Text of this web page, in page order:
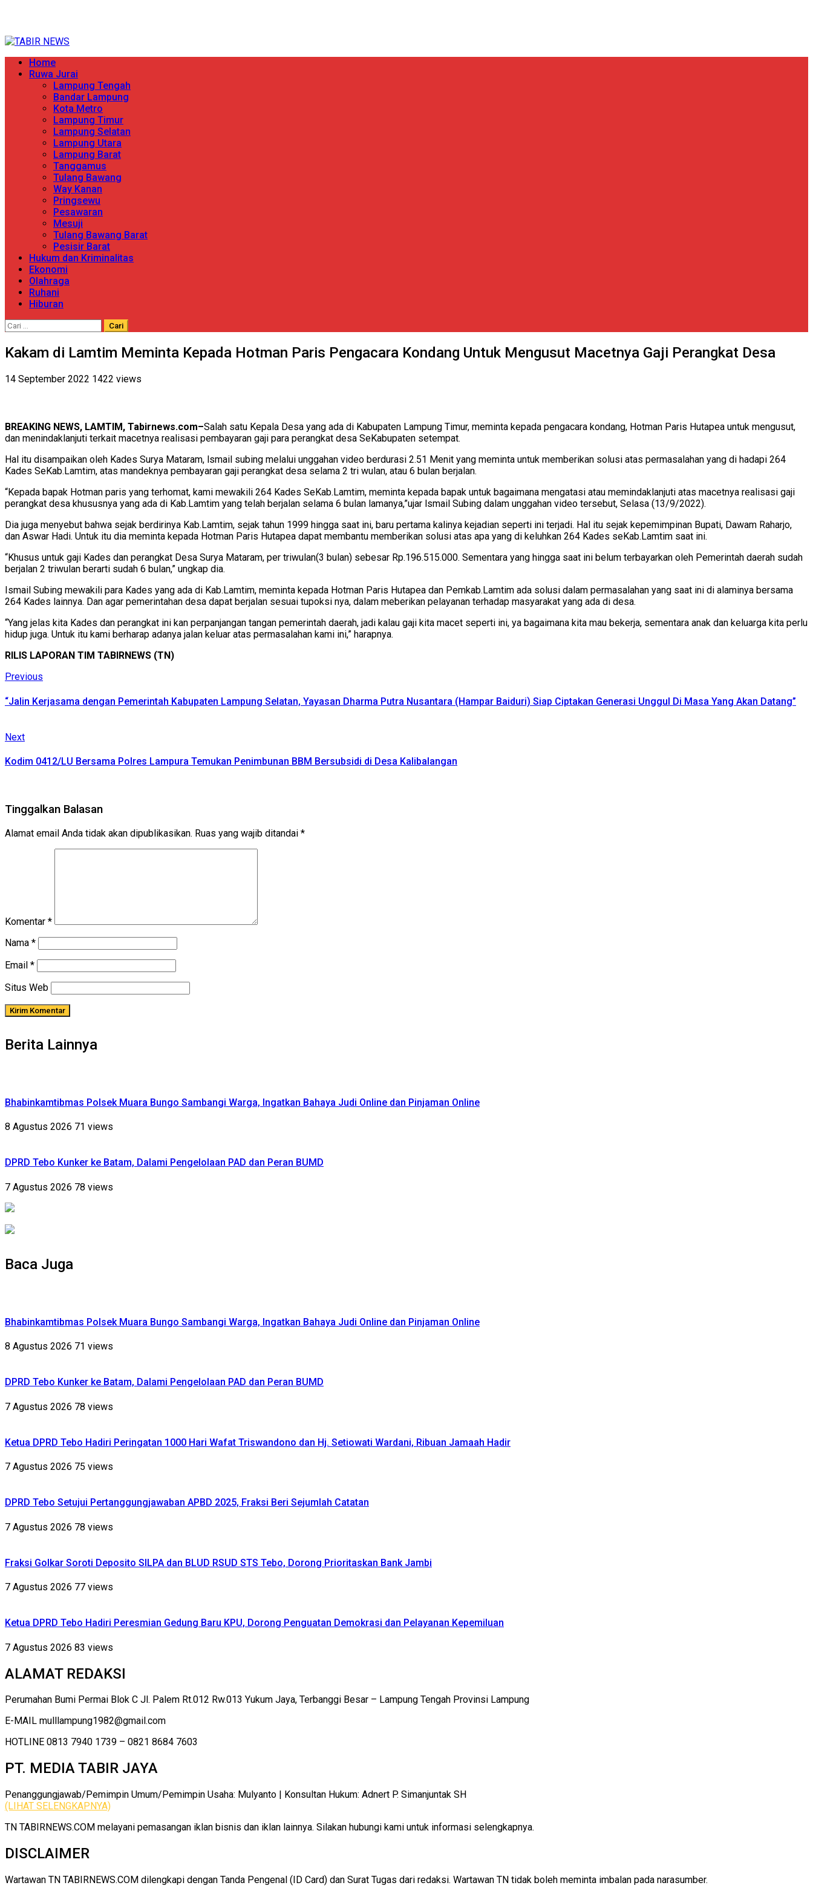
content
Primary
Menu
Home
Ruwa Jurai
Lampung Tengah
Bandar Lampung
Kota Metro
Lampung Timur
Lampung Selatan
Lampung Utara
Lampung Barat
Tanggamus
Tulang Bawang
Way Kanan
Pringsewu
Pesawaran
Mesuji
Tulang Bawang Barat
Pesisir Barat
Hukum dan Kriminalitas
Ekonomi
Olahraga
Ruhani
Hiburan
Cari
Kakam di Lamtim Meminta Kepada Hotman Paris Pengacara Kondang Untuk Mengusut Macetnya Gaji Perangkat Desa
14 September 2022 1422 views
BREAKING NEWS, LAMTIM, Tabirnews.com–Salah satu Kepala Desa yang ada di Kabupaten Lampung Timur, meminta kepada pengacara kondang, Hotman Paris Hutapea untuk mengusut,
dan menindaklanjuti terkait macetnya realisasi pembayaran gaji para perangkat desa SeKabupaten setempat.
Hal itu disampaikan oleh Kades Surya Mataram, lsmail subing melalui unggahan video berdurasi 2.51 Menit yang meminta untuk memberikan solusi atas permasalahan yang di hadapi 264
Kades SeKab.Lamtim, atas mandeknya pembayaran gaji perangkat desa selama 2 tri wulan, atau 6 bulan berjalan.
“Kepada bapak Hotman paris yang terhomat, kami mewakili 264 Kades SeKab.Lamtim, meminta kepada bapak untuk bagaimana mengatasi atau memindaklanjuti atas macetnya realisasi gaji
perangkat desa khususnya yang ada di Kab.Lamtim yang telah berjalan selama 6 bulan lamanya,”ujar lsmail Subing dalam unggahan video tersebut, Selasa (13/9/2022).
Dia juga menyebut bahwa sejak berdirinya Kab.Lamtim, sejak tahun 1999 hingga saat ini, baru pertama kalinya kejadian seperti ini terjadi. Hal itu sejak kepemimpinan Bupati, Dawam Raharjo,
dan Aswar Hadi. Untuk itu dia meminta kepada Hotman Paris Hutapea dapat membantu memberikan solusi atas apa yang di keluhkan 264 Kades seKab.Lamtim saat ini.
“Khusus untuk gaji Kades dan perangkat Desa Surya Mataram, per triwulan(3 bulan) sebesar Rp.196.515.000. Sementara yang hingga saat ini belum terbayarkan oleh Pemerintah daerah sudah
berjalan 2 triwulan berarti sudah 6 bulan,” ungkap dia.
Ismail Subing mewakili para Kades yang ada di Kab.Lamtim, meminta kepada Hotman Paris Hutapea dan Pemkab.Lamtim ada solusi dalam permasalahan yang saat ini di alaminya bersama
264 Kades lainnya. Dan agar pemerintahan desa dapat berjalan sesuai tupoksi nya, dalam meberikan pelayanan terhadap masyarakat yang ada di desa.
“Yang jelas kita Kades dan perangkat ini kan perpanjangan tangan pemerintah daerah, jadi kalau gaji kita macet seperti ini, ya bagaimana kita mau bekerja, sementara anak dan keluarga kita perlu
hidup juga. Untuk itu kami berharap adanya jalan keluar atas permasalahan kami ini,” harapnya.
RILIS LAPORAN TIM TABIRNEWS (TN)
Continue
Reading
Previous
“Jalin Kerjasama dengan Pemerintah Kabupaten Lampung Selatan, Yayasan Dharma Putra Nusantara (Hampar Baiduri) Siap Ciptakan Generasi Unggul Di Masa Yang Akan Datang”
NextNext
Kodim 0412/LU Bersama Polres Lampura Temukan Penimbunan BBM Bersubsidi di Desa Kalibalangan
Tinggalkan Balasan
Alamat email Anda tidak akan dipublikasikan. Ruas yang wajib ditandai *
Komentar *
Nama *
Email *
Situs Web
Berita Lainnya
Bhabinkamtibmas Polsek Muara Bungo Sambangi Warga, Ingatkan Bahaya Judi Online dan Pinjaman Online
8 Agustus 2026 71 views
DPRD Tebo Kunker ke Batam, Dalami Pengelolaan PAD dan Peran BUMD
7 Agustus 2026 78 views
Baca Juga
Bhabinkamtibmas Polsek Muara Bungo Sambangi Warga, Ingatkan Bahaya Judi Online dan Pinjaman Online
8 Agustus 2026 71 views
DPRD Tebo Kunker ke Batam, Dalami Pengelolaan PAD dan Peran BUMD
7 Agustus 2026 78 views
Ketua DPRD Tebo Hadiri Peringatan 1000 Hari Wafat Triswandono dan Hj. Setiowati Wardani, Ribuan Jamaah Hadir
7 Agustus 2026 75 views
DPRD Tebo Setujui Pertanggungjawaban APBD 2025, Fraksi Beri Sejumlah Catatan
7 Agustus 2026 78 views
Fraksi Golkar Soroti Deposito SILPA dan BLUD RSUD STS Tebo, Dorong Prioritaskan Bank Jambi
7 Agustus 2026 77 views
Ketua DPRD Tebo Hadiri Peresmian Gedung Baru KPU, Dorong Penguatan Demokrasi dan Pelayanan Kepemiluan
7 Agustus 2026 83 views
ALAMAT REDAKSI
Perumahan Bumi Permai Blok C Jl. Palem Rt.012 Rw.013 Yukum Jaya, Terbanggi Besar – Lampung Tengah Provinsi Lampung
E-MAIL mulllampung1982@gmail.com
HOTLINE 0813 7940 1739 – 0821 8684 7603
PT. MEDIA TABIR JAYA
Penanggungjawab/Pemimpin Umum/Pemimpin Usaha: Mulyanto | Konsultan Hukum: Adnert P. Simanjuntak SH
(LIHAT SELENGKAPNYA)
TN TABIRNEWS.COM melayani pemasangan iklan bisnis dan iklan lainnya. Silakan hubungi kami untuk informasi selengkapnya.
DISCLAIMER
Wartawan TN TABIRNEWS.COM dilengkapi dengan Tanda Pengenal (ID Card) dan Surat Tugas dari redaksi. Wartawan TN tidak boleh meminta imbalan pada narasumber.